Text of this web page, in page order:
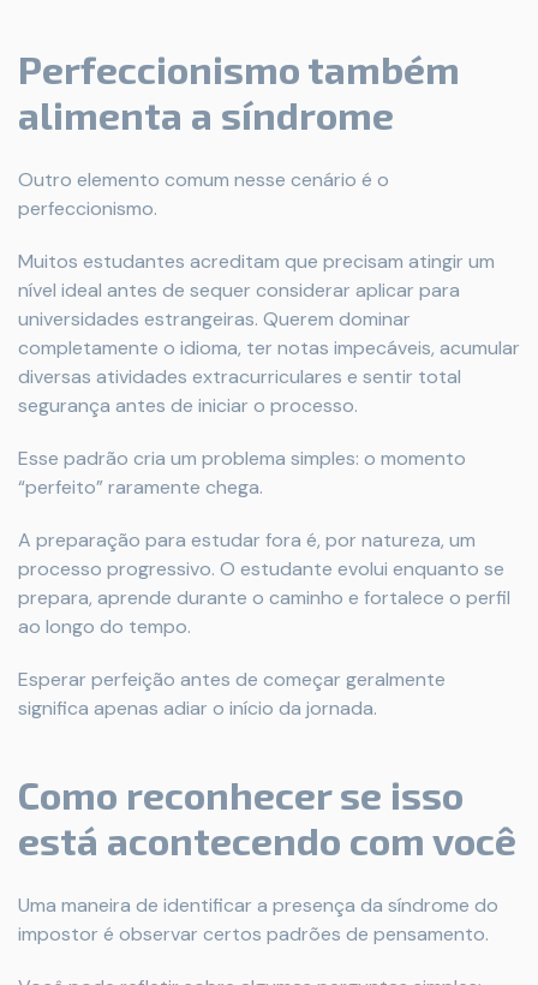
Perfeccionismo também
alimenta a síndrome
Outro elemento comum nesse cenário é o
perfeccionismo.
Muitos estudantes acreditam que precisam atingir um
nível ideal antes de sequer considerar aplicar para
universidades estrangeiras. Querem dominar
completamente o idioma, ter notas impecáveis, acumular
diversas atividades extracurriculares e sentir total
segurança antes de iniciar o processo.
Esse padrão cria um problema simples: o momento
“perfeito” raramente chega.
A preparação para estudar fora é, por natureza, um
processo progressivo. O estudante evolui enquanto se
prepara, aprende durante o caminho e fortalece o perfil
ao longo do tempo.
Esperar perfeição antes de começar geralmente
significa apenas adiar o início da jornada.
Como reconhecer se isso
está acontecendo com você
Uma maneira de identificar a presença da síndrome do
impostor é observar certos padrões de pensamento.